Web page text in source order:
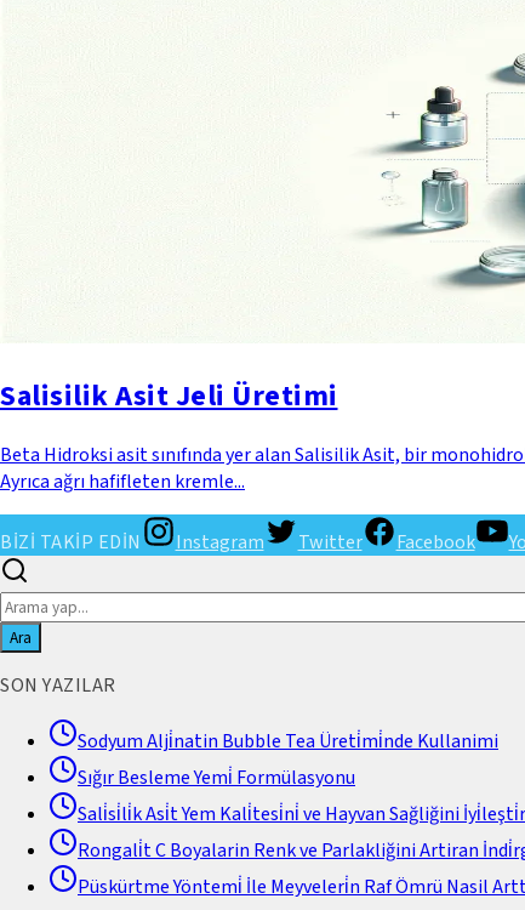
Salisilik Asit Jeli Üretimi
Beta Hidroksi asit sınıfında yer alan Salisilik Asit, bir
Ayrıca ağrı hafifleten kremle...
BİZİ TAKİP EDİN Instagram Twitter Facebook
Ara
SON YAZILAR
Sodyum Alji̇natin Bubble Tea Üreti̇mi̇nde Kullanimi
Sığır Besleme Yemi̇ Formülasyonu
Sali̇si̇li̇k Asi̇t Yem Kali̇tesi̇ni̇ ve Hayvan Sağliğini
Rongali̇t C Boyalarin Renk ve Parlakliğini Artiran
Püskürtme Yöntemi̇ İle Meyveleri̇n Raf Ömrü Nasil